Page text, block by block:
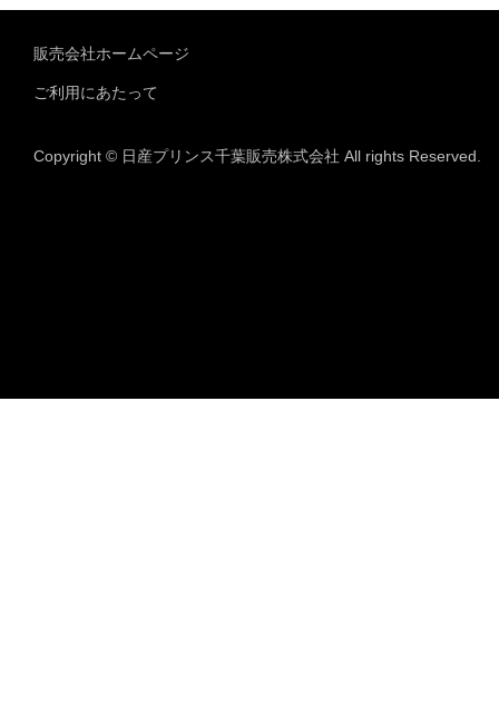
販売会社ホームページ
ご利用にあたって
Copyright © 日産プリンス千葉販売株式会社 All rights Reserved.